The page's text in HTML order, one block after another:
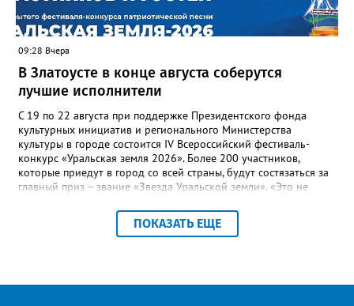
заинтересованными – от поставщика тепла до конечных
потребителей.
09:28 Вчера
В Златоусте в конце августа соберутся
лучшие исполнители
С 19 по 22 августа при поддержке Президентского фонда
культурных инициатив и регионального Министерства
культуры в городе состоится IV Всероссийский фестиваль-
конкурс «Уральская земля 2026». Более 200 участников,
которые приедут в город со всей страны, будут состязаться за
главный приз – звание «Звезда Уральской земли». «Это не
прослушивания участников, мастер-классы от ведущих
наставников, выступления победителей прошлых лет и
Челябинской, Свердловской, Курганской, Оренбургской
ПОКАЗАТЬ ЕЩЕ